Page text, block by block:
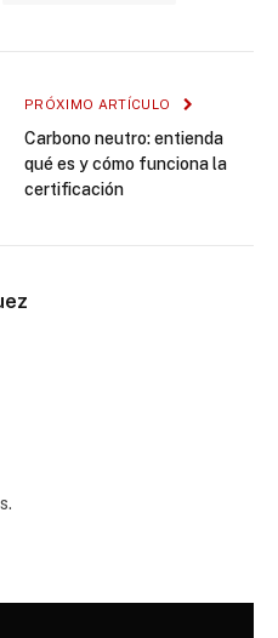
PRÓXIMO ARTÍCULO
Carbono neutro: entienda
qué es y cómo funciona la
certificación